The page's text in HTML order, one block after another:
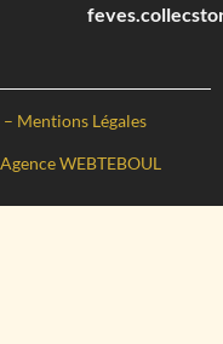
– Mentions Légales
Agence WEBTEBOUL